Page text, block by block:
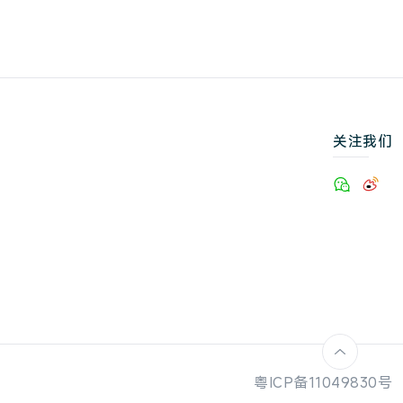
关注我们
粤ICP备11049830号